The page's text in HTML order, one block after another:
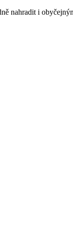
nahradit i